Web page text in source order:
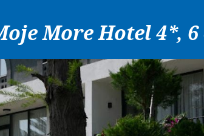
More Hotel 4*,